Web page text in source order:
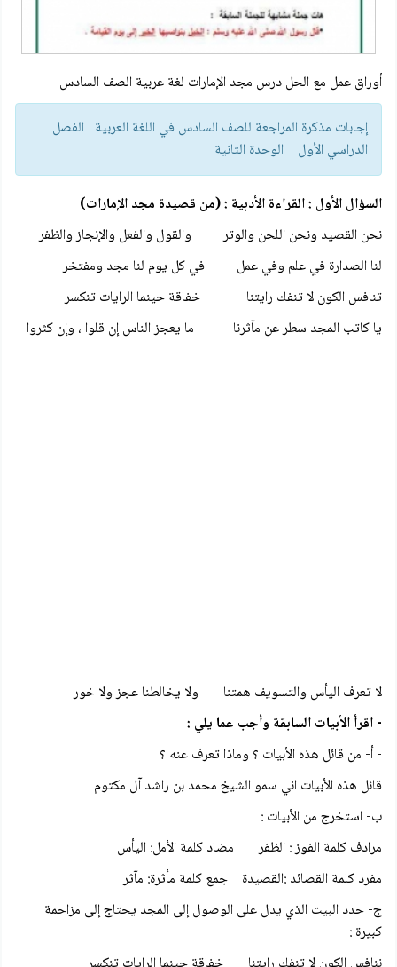
أوراق عمل مع الحل درس مجد الإمارات لغة عربية الصف السادس
إجابات مذكرة المراجعة للصف السادس في اللغة العربية الفصل
الدراسي الأول الوحدة الثانية
السؤال الأول : القراءة الأدبية : (من قصيدة مجد الإمارات)
نحن القصيد ونحن اللحن والوتر والقول والفعل والإنجاز والظفر
لنا الصدارة في علم وفي عمل في كل يوم لنا مجد ومفتخر
تنافس الكون لا تنفك رايتنا خفاقة حينما الرايات تنكسر
يا كاتب المجد سطر عن مآثرنا ما يعجز الناس إن قلوا ، وإن كثروا
لا تعرف اليأس والتسويف همتنا ولا يخالطنا عجز ولا خور
- اقرأ الأبيات السابقة وأجب عما يلي :
- أ- من قائل هذه الأبيات ؟ وماذا تعرف عنه ؟
قائل هذه الأبيات اني سمو الشيخ محمد بن راشد آل مكتوم
ب- استخرج من الأبيات :
مرادف كلمة الفوز : الظفر مضاد كلمة الأمل: اليأس
مفرد كلمة القصائد :القصيدة جمع كلمة مأثرة: مآثر
ج- حدد البيت الذي يدل على الوصول إلى المجد يحتاج إلى مزاحمة
كبيرة :